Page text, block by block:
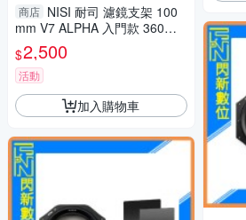
商店 NISI 耐司 濾鏡支架 100
mm V7 ALPHA 入門款 360度
旋轉 15mm端無暗角 二合一鎖
扣(公司貨)
$2,500
活動
加入購物車